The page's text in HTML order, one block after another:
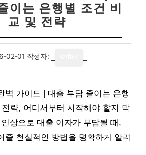
이는 은행별 조건 비
교 및 전략
02-01 작성자:
벽 가이드 | 대출 부담 줄이는 은행
략, 어디서부터 시작해야 할지 막
상으로 대출 이자가 부담될 때,
줄 현실적인 방법을 명확하게 알려